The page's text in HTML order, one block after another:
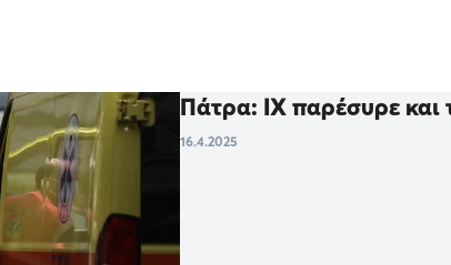
Πάτρα: ΙΧ παρέσυρε και
16.4.2025